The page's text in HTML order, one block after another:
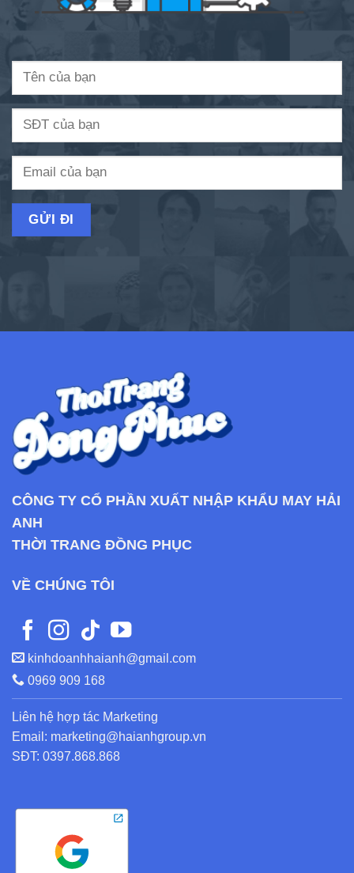
CÔNG TY CỔ PHẦN XUẤT NHẬP KHẨU MAY HẢI
ANH
THỜI TRANG ĐỒNG PHỤC
VỀ CHÚNG TÔI
kinhdoanhhaianh@gmail.com
0969 909 168
Liên hệ hợp tác Marketing
Email: marketing@haianhgroup.vn
SĐT: 0397.868.868